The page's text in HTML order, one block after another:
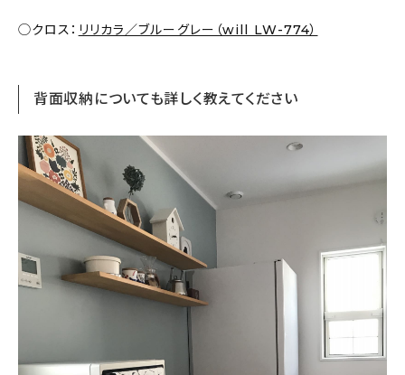
◯クロス： リリカラ／ブルーグレー（will LW-774）
背面収納についても詳しく教えてください